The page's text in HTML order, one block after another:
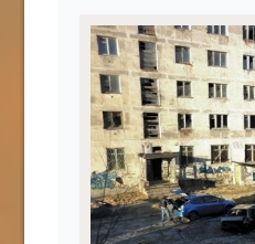
КАК С НАМИ
axin.ed@yandex.ru
yrikf40@gmail.com